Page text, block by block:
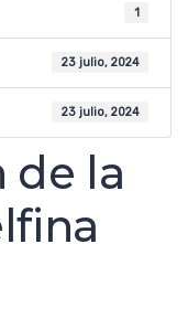
1
23 julio, 2024
23 julio, 2024
de la